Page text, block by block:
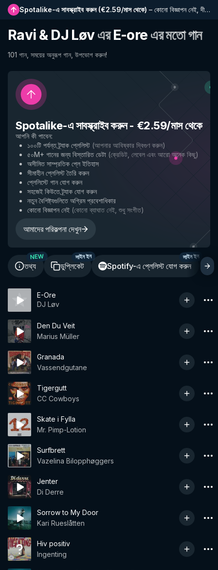
Spotalike-এ সাবস্ক্রাইব করুন(€2.59/মাস থেকে) – কোনো বিজ্ঞাপন নেই, দীর্ঘতর প্লেলিস্ট, সম্পূর্ণ ইতিহাস এবং নতুন বৈশিষ্ট্যে প্রাথমিক প্রবেশাধিকার
Ravi & DJ LøvএরE-ore এর মতো গান
101 গান, সময়ের অনুরূপ গান, উপভোগ করুন!
Spotalike-এ সাবস্ক্রাইব করুন- €2.59/মাস থেকে
আপনি কী পাবেন:
১০০টি পর্যন্ত ট্র্যাক প্লেলিস্ট (আপনার আবিষ্কার দ্বিগুণ করুন)
৫০M+ গানের জন্য বিস্তারিত ডেটা (ক্রেডিট, লেবেল এবং আরো অনেক কিছু)
অসীমিত সাম্প্রতিক প্লে ইতিহাস
সীমাহীন প্লেলিস্ট তৈরি করুন
প্লেলিস্টে গান যোগ করুন
সহজেই কিউতে ট্র্যাক যোগ করুন
নতুন বৈশিষ্ট্যগুলিতে অগ্রিম প্রবেশাধিকার
কোনো বিজ্ঞাপন নেই (কোনো ব্যাঘাত নেই, শুধু সংগীত)
আমাদের পরিকল্পনা দেখুন
তথ্য
NEW
ডুপ্লিকেট
সাইন ইন
Spotify-এ প্লেলিস্ট যোগ করুন
সাইন ইন
E-Ore
DJ Løv
Den Du Veit
Marius Müller
Granada
Vassendgutane
Tigergutt
CC Cowboys
Skate i Fylla
Mr. Pimp-Lotion
Surfbrett
Vazelina Bilopphøggers
Jenter
Di Derre
Sorrow to My Door
Kari Rueslåtten
Hiv positiv
Ingenting